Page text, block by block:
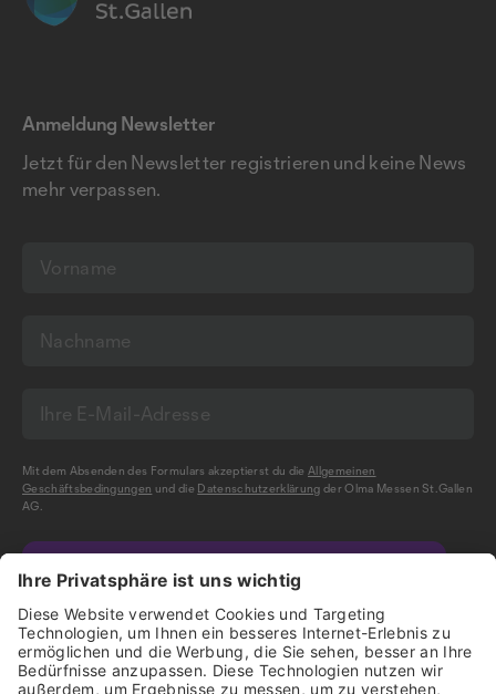
Anmeldung Newsletter
Jetzt für den Newsletter registrieren und keine News
mehr verpassen.
Mit dem Absenden des Formulars akzeptierst du dieAllgemeinen
Geschäftsbedingungen und die Datenschutzerklärung der Olma Messen St.Gallen
AG.